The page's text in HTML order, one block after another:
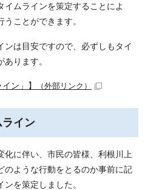
ムラインを策定することによ
ことができます。
ンは目安ですので、必ずしもタイ
ります。
ン」】 （外部リンク）
イン
化に伴い、市民の皆様、利根川上
のような行動をとるのか事前に記
を策定しました。